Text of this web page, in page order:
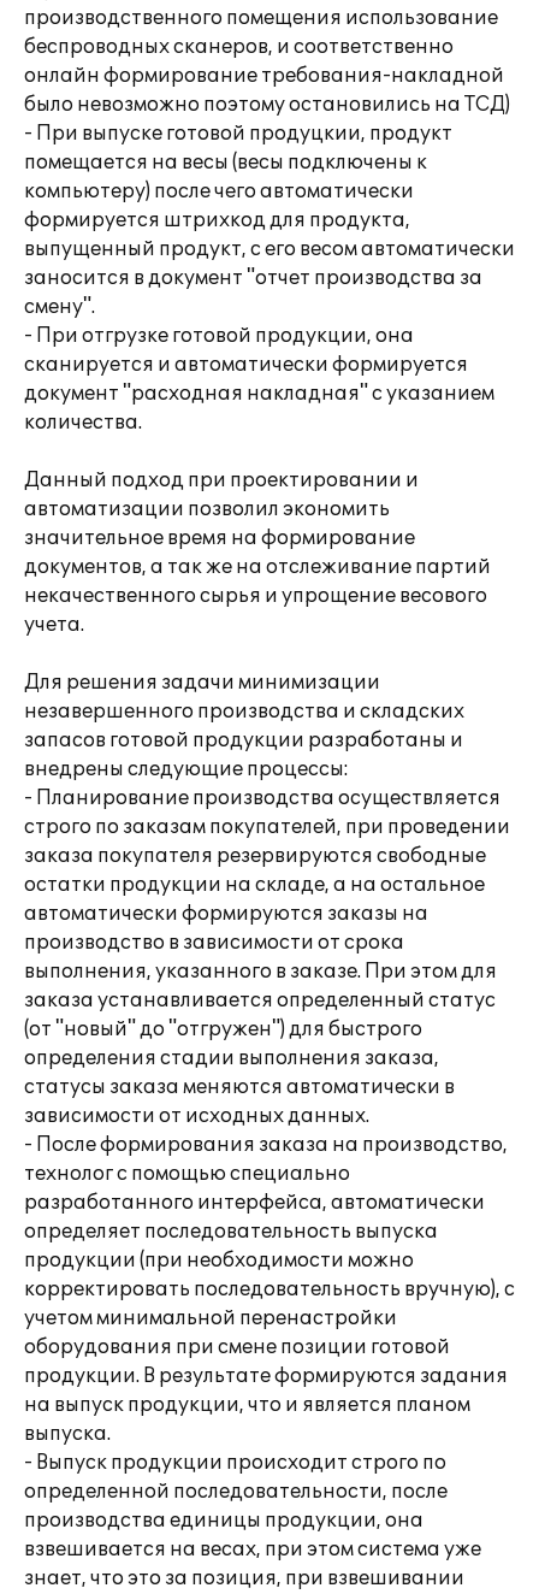
производственного помещения использование
беспроводных сканеров, и соответственно
онлайн формирование требования-накладной
было невозможно поэтому остановились на ТСД)
- При выпуске готовой продуцкии, продукт
помещается на весы (весы подключены к
компьютеру) после чего автоматически
формируется штрихкод для продукта,
выпущенный продукт, с его весом автоматически
заносится в документ "отчет производства за
смену".
- При отгрузке готовой продукции, она
сканируется и автоматически формируется
документ "расходная накладная" с указанием
количества.
Данный подход при проектировании и
автоматизации позволил экономить
значительное время на формирование
документов, а так же на отслеживание партий
некачественного сырья и упрощение весового
учета.
Для решения задачи минимизации
незавершенного производства и складских
запасов готовой продукции разработаны и
внедрены следующие процессы:
- Планирование производства осуществляется
строго по заказам покупателей, при проведении
заказа покупателя резервируются свободные
остатки продукции на складе, а на остальное
автоматически формируются заказы на
производство в зависимости от срока
выполнения, указанного в заказе. При этом для
заказа устанавливается определенный статус
(от "новый" до "отгружен") для быстрого
определения стадии выполнения заказа,
статусы заказа меняются автоматически в
зависимости от исходных данных.
- После формирования заказа на производство,
технолог с помощью специально
разработанного интерфейса, автоматически
определяет последовательность выпуска
продукции (при необходимости можно
корректировать последовательность вручную), с
учетом минимальной перенастройки
оборудования при смене позиции готовой
продукции. В результате формируются задания
на выпуск продукции, что и является планом
выпуска.
- Выпуск продукции происходит строго по
определенной последовательности, после
производства единицы продукции, она
взвешивается на весах, при этом система уже
знает, что это за позиция, при взвешивании